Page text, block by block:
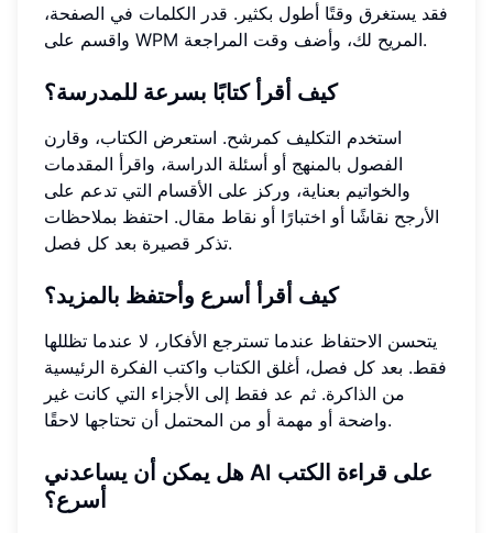
فقد يستغرق وقتًا أطول بكثير. قدر الكلمات في الصفحة،
واقسم على WPM المريح لك، وأضف وقت المراجعة.
كيف أقرأ كتابًا بسرعة للمدرسة؟
استخدم التكليف كمرشح. استعرض الكتاب، وقارن
الفصول بالمنهج أو أسئلة الدراسة، واقرأ المقدمات
والخواتيم بعناية، وركز على الأقسام التي تدعم على
الأرجح نقاشًا أو اختبارًا أو نقاط مقال. احتفظ بملاحظات
تذكر قصيرة بعد كل فصل.
كيف أقرأ أسرع وأحتفظ بالمزيد؟
يتحسن الاحتفاظ عندما تسترجع الأفكار، لا عندما تظللها
فقط. بعد كل فصل، أغلق الكتاب واكتب الفكرة الرئيسية
من الذاكرة. ثم عد فقط إلى الأجزاء التي كانت غير
واضحة أو مهمة أو من المحتمل أن تحتاجها لاحقًا.
هل يمكن أن يساعدني AI على قراءة الكتب
أسرع؟